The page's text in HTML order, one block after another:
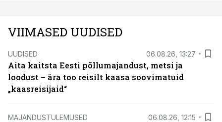
VIIMASED UUDISED
UUDISED 06.08.26, 13:27
Aita kaitsta Eesti põllumajandust, metsi ja
loodust – ära too reisilt kaasa soovimatuid
„kaasreisijaid“
MAJANDUSTULEMUSED 06.08.26, 12:15